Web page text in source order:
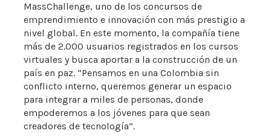
MassChallenge, uno de los concursos de
emprendimiento e innovación con más prestigio a
nivel global. En este momento, la compañía tiene
más de 2.000 usuarios registrados en los cursos
virtuales y busca aportar a la construcción de un
país en paz. “Pensamos en una Colombia sin
conflicto interno, queremos generar un espacio
para integrar a miles de personas, donde
empoderemos a los jóvenes para que sean
creadores de tecnología”.